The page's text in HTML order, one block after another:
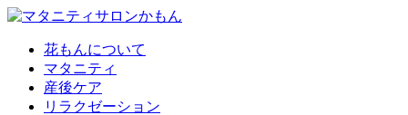
花もんについて
マタニティ
産後ケア
リラクゼーション